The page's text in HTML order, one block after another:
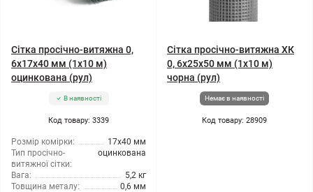
Сітка просічно-витяжна 0,
6x17x40 мм (1x10 м)
оцинкована (рул)
В наявності
Код товару: 3339
Розмір комірки:
17x40 мм
Тип просічно-
витяжної сітки:
оцинкована
Вага:
5,2 кг
Товщина металу:
0,6 мм
Сітка просічно-витяжна ХК
0, 6x25x50 мм (1x10 м)
чорна (рул)
Немає в наявності
Код товару: 28909